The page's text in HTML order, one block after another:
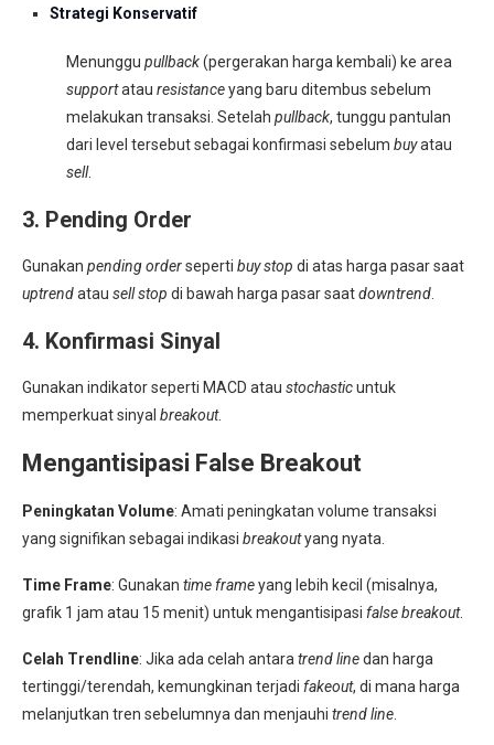
Strategi Konservatif
Menunggu pullback(pergerakan harga kembali) ke area
supportatau resistanceyang baru ditembus sebelum
melakukan transaksi. Setelah pullback, tunggu pantulan
dari level tersebut sebagai konfirmasi sebelum buyatau
sell.
3. Pending Order
Gunakan pending orderseperti buy stop di atas harga pasar saat
uptrendatau sell stop di bawah harga pasar saatdowntrend.
4. Konfirmasi Sinyal
Gunakan indikator seperti MACD atau stochasticuntuk
memperkuat sinyal breakout.
Mengantisipasi False Breakout
Peningkatan Volume: Amati peningkatan volume transaksi
yang signifikan sebagai indikasi breakoutyang nyata.
Time Frame: Gunakan time frameyang lebih kecil (misalnya,
grafik 1 jam atau 15 menit) untuk mengantisipasi false breakout.
Celah Trendline: Jika ada celah antaratrend linedan harga
tertinggi/terendah, kemungkinan terjadi fakeout, di mana harga
melanjutkan tren sebelumnya dan menjauhi trend line.